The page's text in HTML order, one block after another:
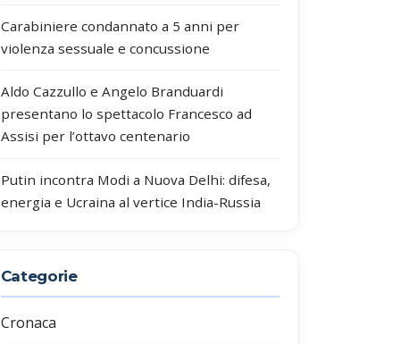
Carabiniere condannato a 5 anni per
violenza sessuale e concussione
Aldo Cazzullo e Angelo Branduardi
presentano lo spettacolo Francesco ad
Assisi per l’ottavo centenario
Putin incontra Modi a Nuova Delhi: difesa,
energia e Ucraina al vertice India-Russia
Categorie
Cronaca